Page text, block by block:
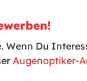
Wenn Du
Augenoptiker-